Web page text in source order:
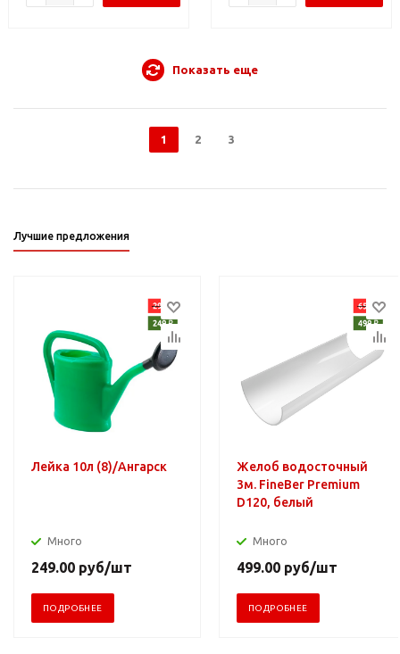
Показать еще
1 2 3
Лучшие предложения
Лейка 10л (8)/Ангарск
Много
249.00 руб/шт
ПОДРОБНЕЕ
Желоб водосточный
3м. FineBer Premium
D120, белый
Много
499.00 руб/шт
ПОДРОБНЕЕ